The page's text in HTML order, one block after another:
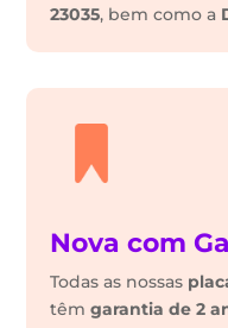
23035, bem como a
Nova com
Todas as nossas
têmgarantia de 2